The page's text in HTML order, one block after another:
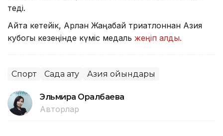
өтеді.
Айта кетейік, Арлан Жаңабай триатлоннан Азия
кубогы кезеңінде күміс медаль жеңіп алды.
Спорт Садақ ату Азия ойындары
Эльмира Оралбаева
Авторлар